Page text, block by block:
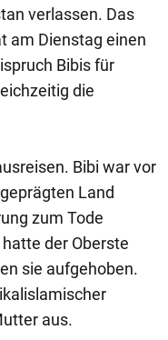
verlassen. Das
am Dienstag einen
Bibis für
die
Bibi war vor
Land
zum Tode
der Oberste
sie aufgehoben.
aus.